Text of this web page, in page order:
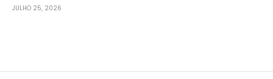
JULHO 25, 2026